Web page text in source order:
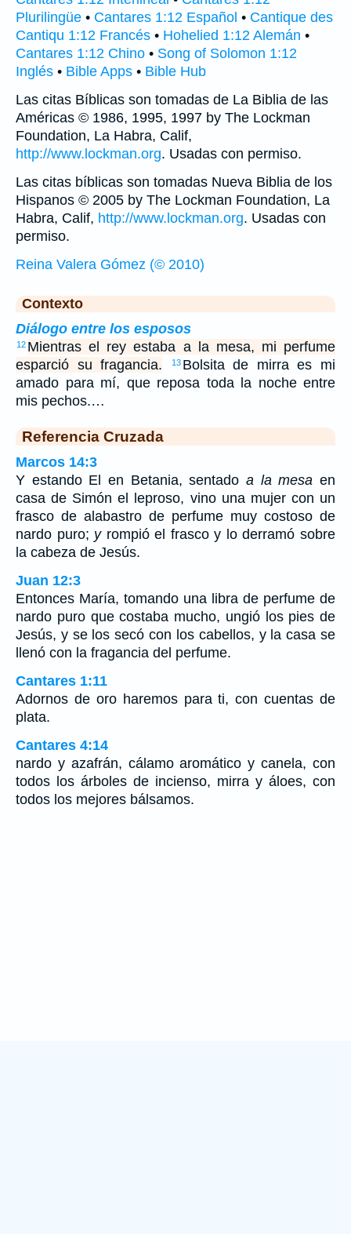
Plurilingüe • Cantares 1:12 Español • Cantique des
Cantiqu 1:12 Francés • Hohelied 1:12 Alemán •
Cantares 1:12 Chino • Song of Solomon 1:12
Inglés • Bible Apps • Bible Hub
Las citas Bíblicas son tomadas de La Biblia de las
Américas © 1986, 1995, 1997 by The Lockman
Foundation, La Habra, Calif,
http://www.lockman.org. Usadas con permiso.
Las citas bíblicas son tomadas Nueva Biblia de los
Hispanos © 2005 by The Lockman Foundation, La
Habra, Calif, http://www.lockman.org. Usadas con
permiso.
Reina Valera Gómez (© 2010)
Contexto
Diálogo entre los esposos
12 Mientras el rey estaba a la mesa, mi perfume
esparció su fragancia.
13 Bolsita de mirra es mi
amado para mí, que reposa toda la noche entre
mis pechos.…
Referencia Cruzada
Marcos 14:3
Y estando El en Betania, sentado a la mesa en
casa de Simón el leproso, vino una mujer con un
frasco de alabastro de perfume muy costoso de
nardo puro; yrompió el frasco y lo derramó sobre
la cabeza de Jesús.
Juan 12:3
Entonces María, tomando una libra de perfume de
nardo puro que costaba mucho, ungió los pies de
Jesús, y se los secó con los cabellos, y la casa se
llenó con la fragancia del perfume.
Cantares 1:11
Adornos de oro haremos para ti, con cuentas de
plata.
Cantares 4:14
nardo y azafrán, cálamo aromático y canela, con
todos los árboles de incienso, mirra y áloes, con
todos los mejores bálsamos.